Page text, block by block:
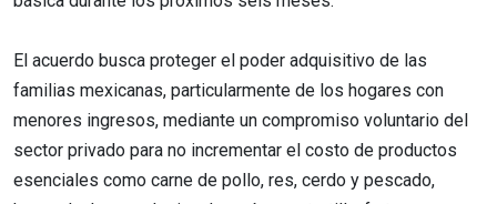
El acuerdo busca proteger el poder adquisitivo de las
familias mexicanas, particularmente de los hogares con
menores ingresos, mediante un compromiso voluntario del
sector privado para no incrementar el costo de productos
esenciales como carne de pollo, res, cerdo y pescado,